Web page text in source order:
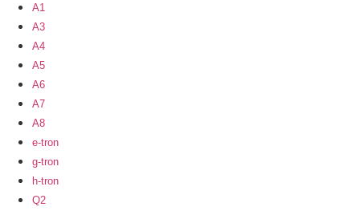
A1
A3
A4
A5
A6
A7
A8
e-tron
g-tron
h-tron
Q2